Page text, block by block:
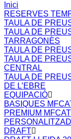
Inici
RESERVES
TAULA DE
TAULA DE
TARRAGONÈS
TAULA DE
TAULA DE
CENTRAL
TAULA DE
DE L’EBRE
EQUIPACIÓ
BASIQUES
PREMIUM MFCAT
DRAFT